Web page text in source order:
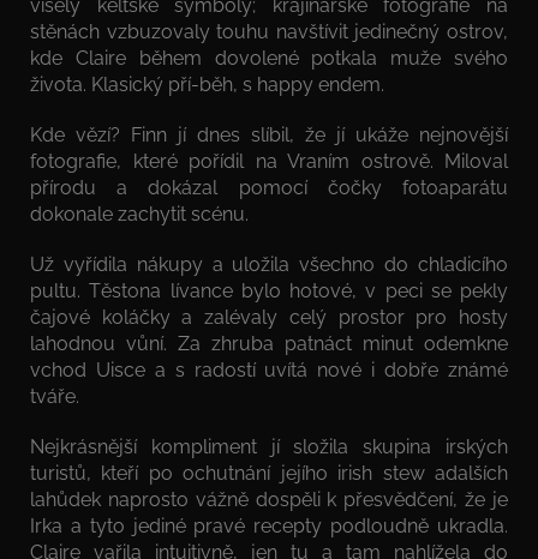
visely keltské symboly; krajinářské fotografie na
stěnách vzbuzovaly touhu navštívit jedinečný ostrov,
kde Claire během dovolené potkala muže svého
života. Klasický pří-běh, s happy endem.
Kde vězí? Finn jí dnes slíbil, že jí ukáže nejnovější
fotografie, které pořídil na Vraním ostrově. Miloval
přírodu a dokázal pomocí čočky fotoaparátu
dokonale zachytit scénu.
Už vyřídila nákupy a uložila všechno do chladicího
pultu. Těstona lívance bylo hotové, v peci se pekly
čajové koláčky a zalévaly celý prostor pro hosty
lahodnou vůní. Za zhruba patnáct minut odemkne
vchod Uisce a s radostí uvítá nové i dobře známé
tváře.
Nejkrásnější kompliment jí složila skupina irských
turistů, kteří po ochutnání jejího irish stew adalších
lahůdek naprosto vážně dospěli k přesvědčení, že je
Irka a tyto jediné pravé recepty podloudně ukradla.
Claire vařila intuitivně, jen tu a tam nahlížela do